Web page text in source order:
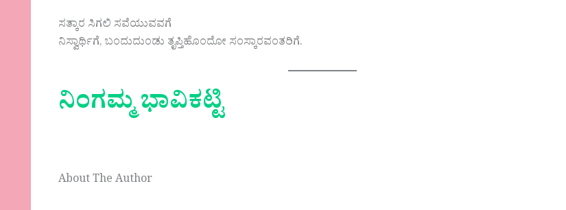
ಸತ್ಕಾರ ಸಿಗಲಿ ಸವೆಯುವವಗೆ
ನಿಸ್ವಾರ್ಥಿಗೆ, ಬಂದುದುಂಡು ತೃಪ್ತಿಹೊಂದೋ ಸಂಸ್ಕಾರವಂತರಿಗೆ.
ನಿಂಗಮ್ಮ ಭಾವಿಕಟ್ಟಿ
About The Author